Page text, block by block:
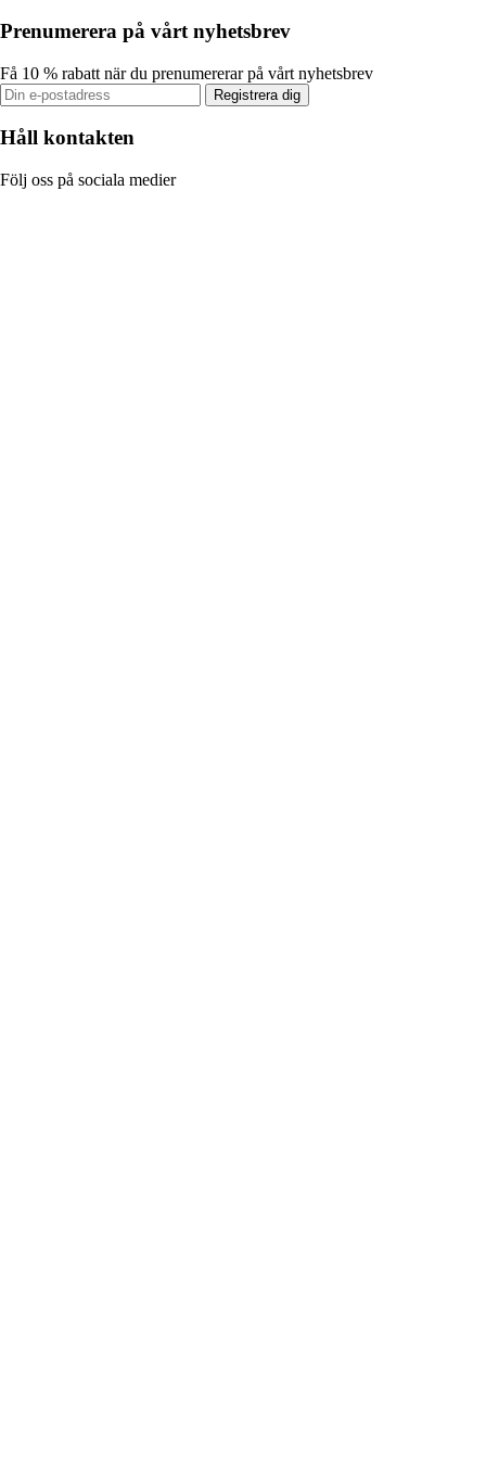
Prenumerera på vårt nyhetsbrev
Få 10 % rabatt när du prenumererar på vårt nyhetsbrev
Registrera dig
Håll kontakten
Följ oss på sociala medier